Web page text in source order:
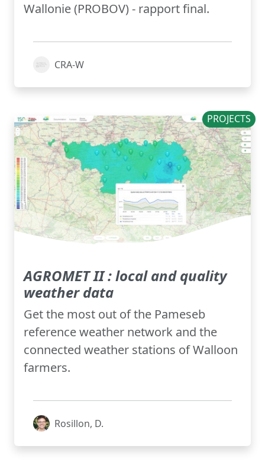
Wallonie (PROBOV) - rapport final.
CRA-W
PROJECTS
AGROMET II : local and quality
weather data
Get the most out of the Pameseb
reference weather network and the
connected weather stations of Walloon
farmers.
Rosillon, D.